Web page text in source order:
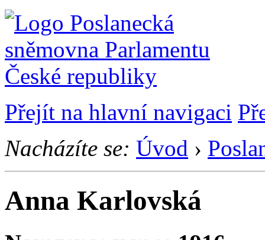
Přejít na hlavní navigaci
Nacházíte se: Úvod ›
Anna Karlovská